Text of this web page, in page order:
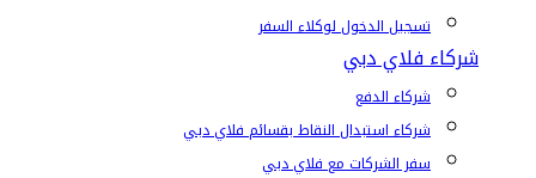
تسجيل الدخول لوكلاء السفر
شركاء فلاي دبي
شركاء الدفع
شركاء استبدال النقاط بقسائم فلاي دبي
سفر الشركات مع فلاي دبي